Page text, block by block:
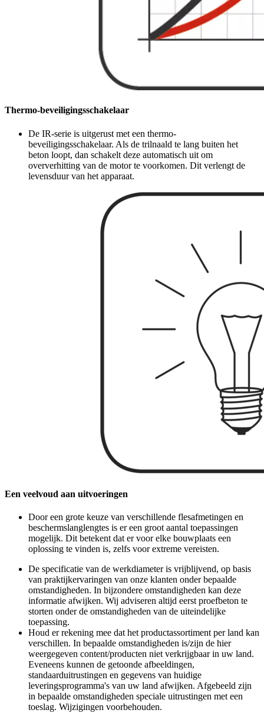
Thermo-beveiligingsschakelaar
De IR-serie is uitgerust met een thermo-
beveiligingsschakelaar. Als de trilnaald te lang buiten het
beton loopt, dan schakelt deze automatisch uit om
oververhitting van de motor te voorkomen. Dit verlengt de
levensduur van het apparaat.
Een veelvoud aan uitvoeringen
Door een grote keuze van verschillende flesafmetingen en
beschermslanglengtes is er een groot aantal toepassingen
mogelijk. Dit betekent dat er voor elke bouwplaats een
oplossing te vinden is, zelfs voor extreme vereisten.
De specificatie van de werkdiameter is vrijblijvend, op basis
van praktijkervaringen van onze klanten onder bepaalde
omstandigheden. In bijzondere omstandigheden kan deze
informatie afwijken. Wij adviseren altijd eerst proefbeton te
storten onder de omstandigheden van de uiteindelijke
toepassing.
Houd er rekening mee dat het productassortiment per land kan
verschillen. In bepaalde omstandigheden is/zijn de hier
weergegeven content/producten niet verkrijgbaar in uw land.
Eveneens kunnen de getoonde afbeeldingen,
standaarduitrustingen en gegevens van huidige
leveringsprogramma's van uw land afwijken. Afgebeeld zijn
in bepaalde omstandigheden speciale uitrustingen met een
toeslag. Wijzigingen voorbehouden.